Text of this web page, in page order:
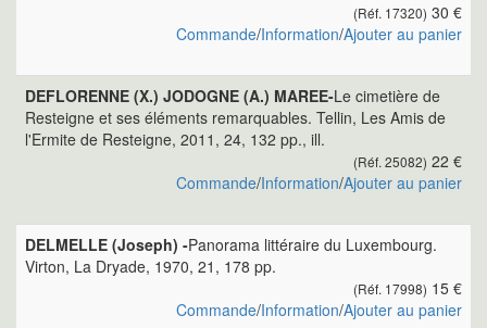
(Réf. 17320) 30 €
Commande/Information/Ajouter au panier
DEFLORENNE (X.) JODOGNE (A.) MAREE-Le cimetière de
Resteigne et ses éléments remarquables. Tellin, Les Amis de
l'Ermite de Resteigne, 2011, 24, 132 pp., ill.
(Réf. 25082) 22 €
Commande/Information/Ajouter au panier
DELMELLE (Joseph) -Panorama littéraire du Luxembourg.
Virton, La Dryade, 1970, 21, 178 pp.
(Réf. 17998) 15 €
Commande/Information/Ajouter au panier